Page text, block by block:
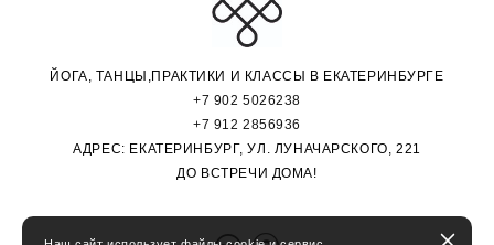
ЙОГА, ТАНЦЫ,ПРАКТИКИ И КЛАССЫ В ЕКАТЕРИНБУРГЕ
+7 902 5026238
+7 912 2856936
АДРЕС: ЕКАТЕРИНБУРГ, УЛ. ЛУНАЧАРСКОГО, 221
ДО ВСТРЕЧИ ДОМА!